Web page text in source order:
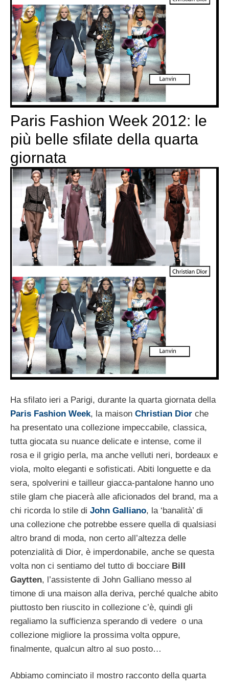
Paris Fashion Week 2012: le
più belle sfilate della quarta
giornata
Ha sfilato ieri a Parigi, durante la quarta giornata della
Paris Fashion Week, la maison Christian Dior che
ha presentato una collezione impeccabile, classica,
tutta giocata su nuance delicate e intense, come il
rosa e il grigio perla, ma anche velluti neri, bordeaux e
viola, molto eleganti e sofisticati. Abiti longuette e da
sera, spolverini e tailleur giacca-pantalone hanno uno
stile glam che piacerà alle aficionados del brand, ma a
chi ricorda lo stile di John Galliano, la ‘banalità’ di
una collezione che potrebbe essere quella di qualsiasi
altro brand di moda, non certo all’altezza delle
potenzialità di Dior, è imperdonabile, anche se questa
volta non ci sentiamo del tutto di bocciare Bill
Gaytten, l’assistente di John Galliano messo al
timone di una maison alla deriva, perché qualche abito
piuttosto ben riuscito in collezione c’è, quindi gli
regaliamo la sufficienza sperando di vedere o una
collezione migliore la prossima volta oppure,
finalmente, qualcun altro al suo posto…
Abbiamo cominciato il mostro racconto della quarta